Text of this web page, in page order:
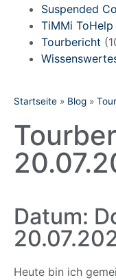
Startseite » Blog »
Datum:
Heute bin ich
Suspended
TiMMi ToHelp
Tourbericht